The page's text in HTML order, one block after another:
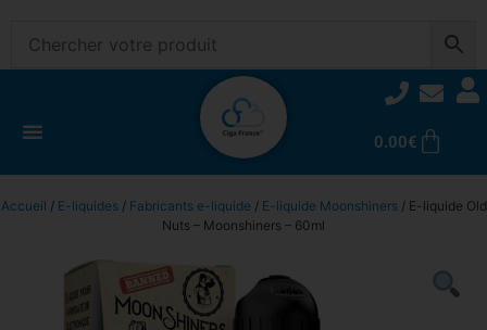
0.00€
Accueil / E-liquides/ Fabricants e-liquide / E-liquide Moonshiners/ E-liquide Old
Nuts – Moonshiners – 60ml